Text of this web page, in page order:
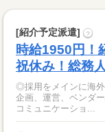
[紹介予定派遣] ?
時給1950円！
祝休み！総務
◎採用をメインに海外ビジタ
企画、運営、ベンダ
コミュニケーショ...